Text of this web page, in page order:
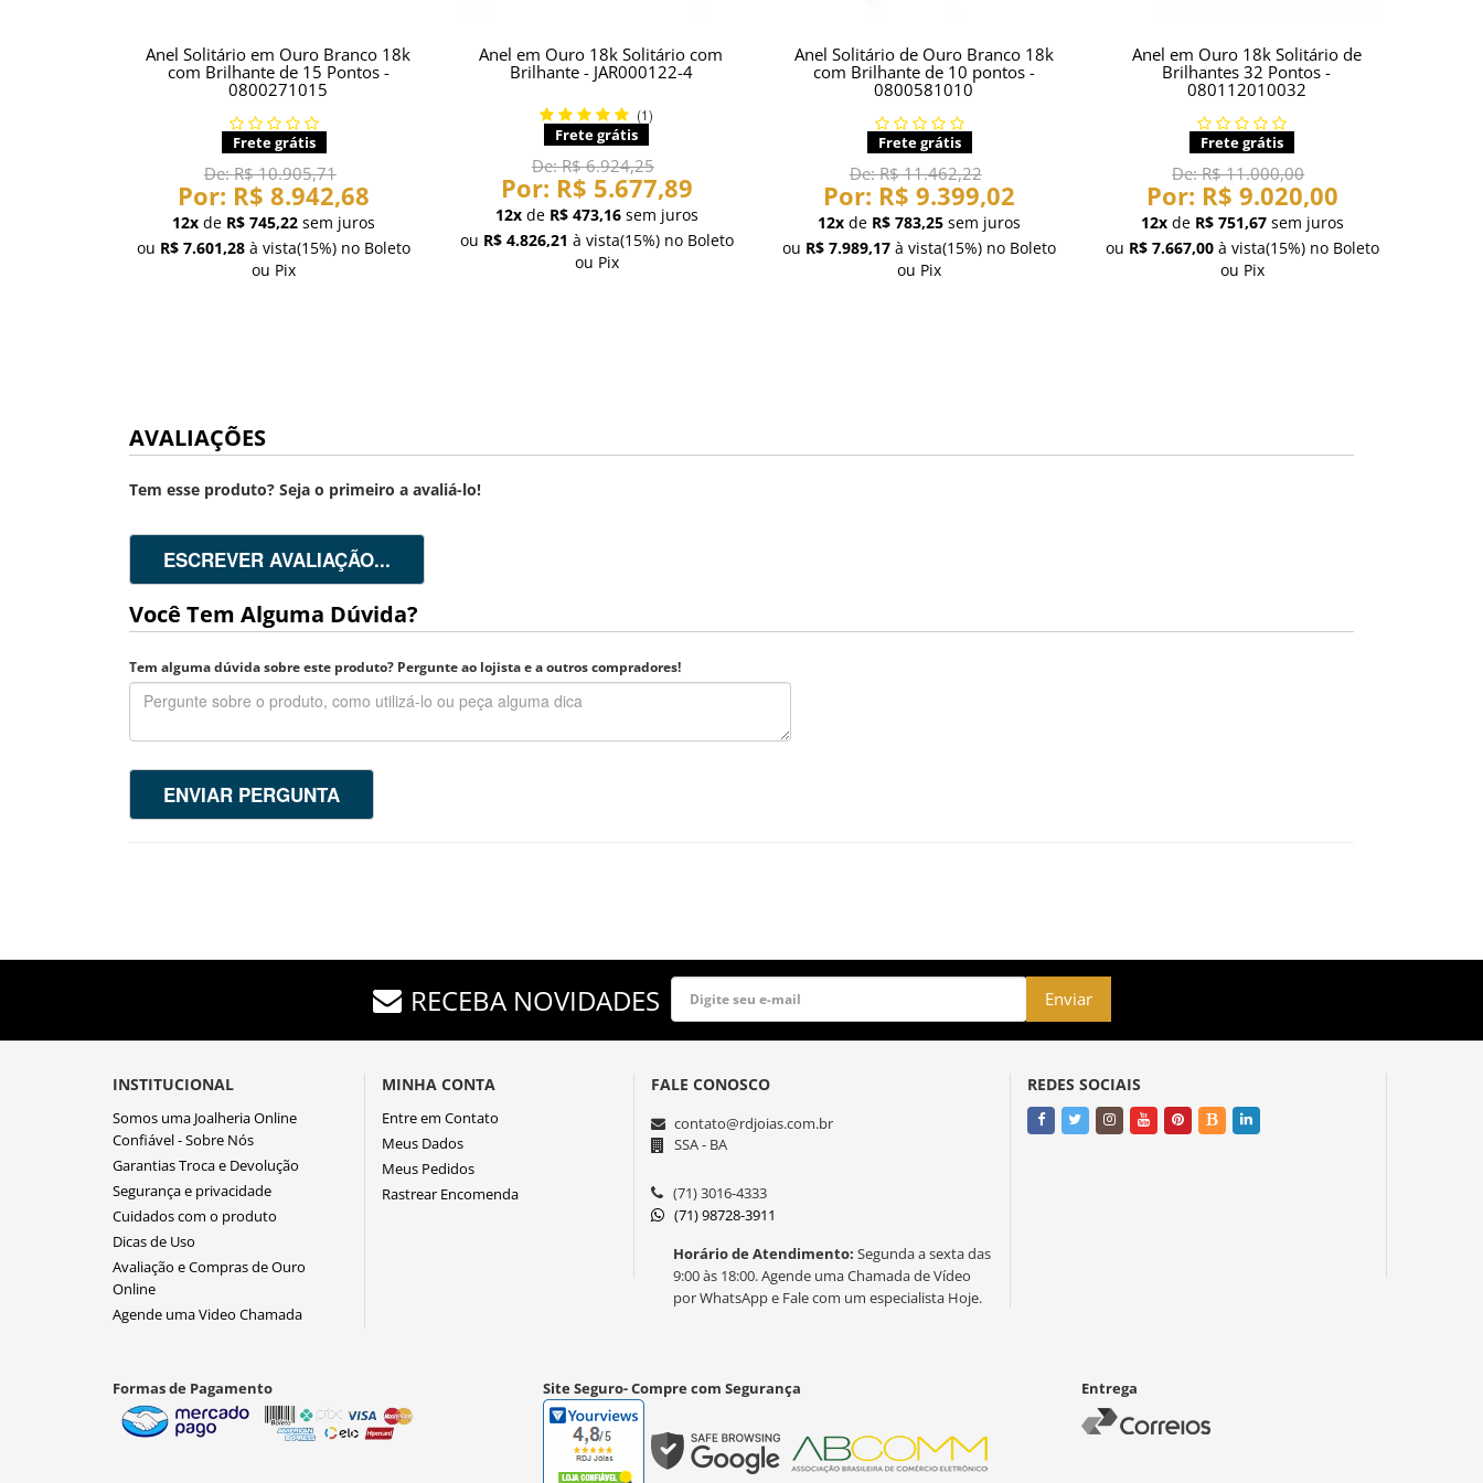
Anel Solitário em Ouro Branco 18k
com Brilhante de 15 Pontos -
0800271015
Frete grátis
De:R$ 10.905,71
Por: R$ 8.942,68
12x de R$ 745,22 sem juros
ou R$ 7.601,28 à vista(15%) no Boleto
ou Pix
Anel em Ouro 18k Solitário com
Brilhante - JAR000122-4
(1)
Frete grátis
De:R$ 6.924,25
Por: R$ 5.677,89
12xde R$ 473,16 sem juros
ou R$ 4.826,21 à vista(15%)no Boleto
ou Pix
Anel Solitário de Ouro Branco 18k
com Brilhante de 10 pontos -
0800581010
Frete grátis
De:R$ 11.462,22
Por: R$ 9.399,02
12x de R$ 783,25 sem juros
ou R$ 7.989,17 à vista(15%) no Boleto
ou Pix
Anel em Ouro 18k Solitário de
Brilhantes 32 Pontos -
080112010032
Frete grátis
De:R$ 11.000,00
Por: R$ 9.020,00
12xde R$ 751,67 sem juros
ou R$ 7.667,00à vista(15%)no Boleto
ou Pix
AVALIAÇÕES
Tem esse produto? Seja o primeiro a avaliá-lo!
ESCREVER AVALIAÇÃO...
Você Tem Alguma Dúvida?
Tem alguma dúvida sobre este produto? Pergunte ao lojista e a outros compradores!
ENVIAR PERGUNTA
RECEBA NOVIDADES Enviar
INSTITUCIONAL
Somos uma Joalheria Online
Confiável - Sobre Nós
Garantias Troca e Devolução
Segurança e privacidade
Cuidados com o produto
Dicas de Uso
Avaliação e Compras de Ouro
Online
Agende uma Video Chamada
MINHA CONTA
Entre em Contato
Meus Dados
Meus Pedidos
Rastrear Encomenda
FALE CONOSCO
contato@rdjoias.com.br
SSA - BA
(71) 3016-4333
(71) 98728-3911
Horário de Atendimento: Segunda a sexta das
9:00 às 18:00. Agende uma Chamada de Vídeo
por WhatsApp e Fale com um especialista Hoje.
REDES SOCIAIS
Formas de Pagamento Site Seguro- Compre com Segurança Entrega